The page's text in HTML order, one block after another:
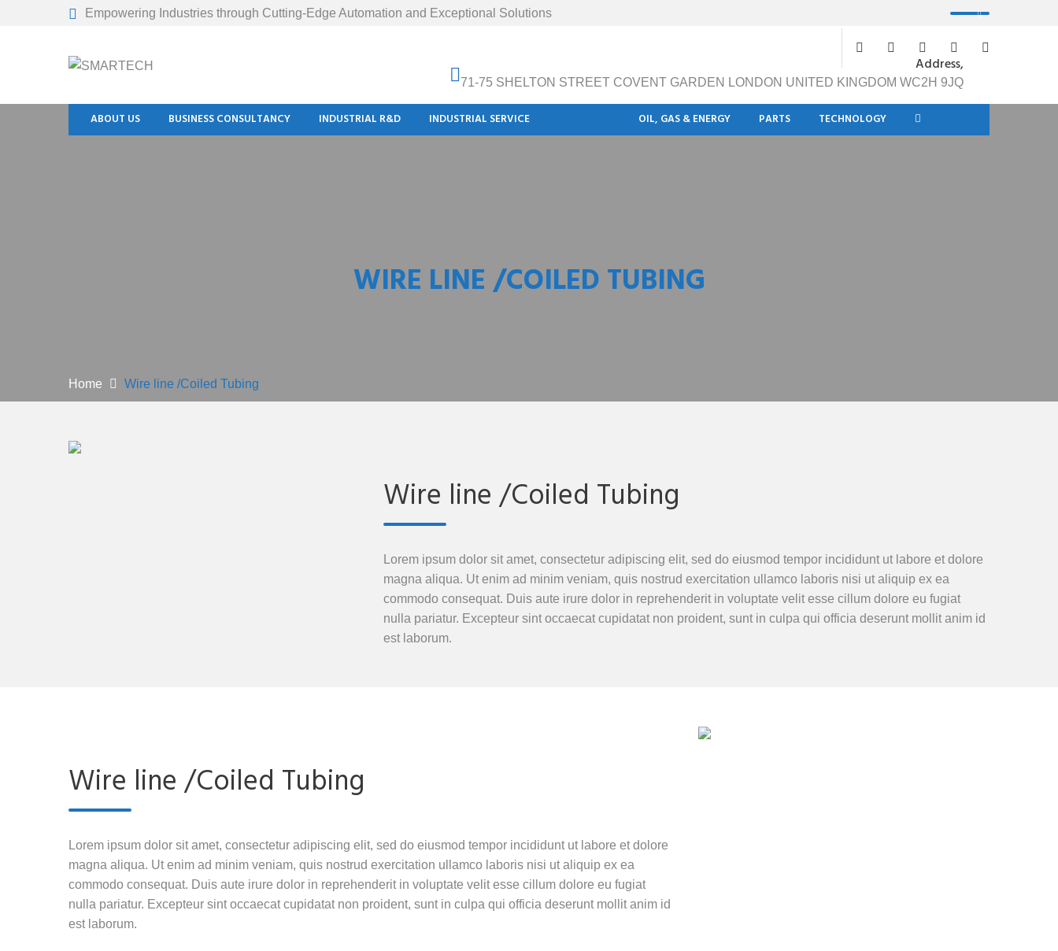
Empowering Industries through Cutting-Edge Automation and Exceptional Solutions
Address,
71-75 SHELTON STREET COVENT GARDEN LONDON UNITED KINGDOM WC2H 9JQ
ABOUT US BUSINESS CONSULTANCY INDUSTRIAL R&D INDUSTRIAL SERVICE OIL, GAS & ENERGY PARTS TECHNOLOGY
WIRE LINE /COILED TUBING
Home Wire line /Coiled Tubing
Wire line /Coiled Tubing
Lorem ipsum dolor sit amet, consectetur adipiscing elit, sed do eiusmod tempor incididunt ut labore et dolore
magna aliqua. Ut enim ad minim veniam, quis nostrud exercitation ullamco laboris nisi ut aliquip ex ea
commodo consequat. Duis aute irure dolor in reprehenderit in voluptate velit esse cillum dolore eu fugiat
nulla pariatur. Excepteur sint occaecat cupidatat non proident, sunt in culpa qui officia deserunt mollit anim id
est laborum.
Wire line /Coiled Tubing
Lorem ipsum dolor sit amet, consectetur adipiscing elit, sed do eiusmod tempor incididunt ut labore et dolore
magna aliqua. Ut enim ad minim veniam, quis nostrud exercitation ullamco laboris nisi ut aliquip ex ea
commodo consequat. Duis aute irure dolor in reprehenderit in voluptate velit esse cillum dolore eu fugiat
nulla pariatur. Excepteur sint occaecat cupidatat non proident, sunt in culpa qui officia deserunt mollit anim id
est laborum.